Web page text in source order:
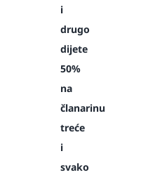
i
drugo
dijete
50%
na
članarinu
treće
i
svako